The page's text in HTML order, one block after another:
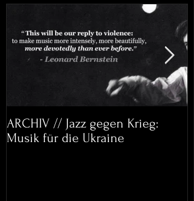
ARCHIV // Jazz gegen Krieg:
Musik für die Ukraine